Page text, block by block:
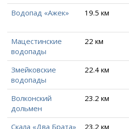
Водопад «Ажек» 19.5 км
Мацестинские
водопады
22 км
Змейковские
водопады
22.4 км
Волконский
дольмен
23.2 км
Скала «Два Брата» 23.2 км